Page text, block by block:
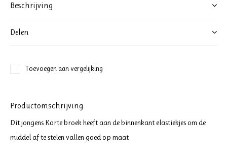
Beschrijving
Delen
Toevoegen aan vergelijking
Productomschrijving
Dit jongens Korte broek heeft aan de binnenkant elastiekjes om de
middel af te stelen vallen goed op maat